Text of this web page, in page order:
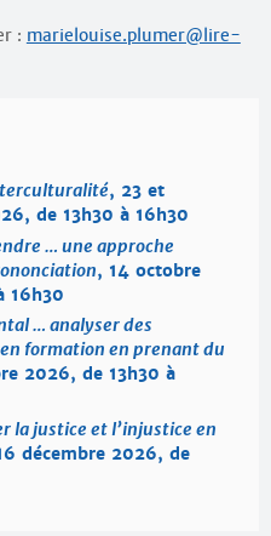
: marielouise.plumer@lire-
, 23 et
de 13h30 à 16h30
… une approche
, 14 octobre
16h30
… analyser des
formation en prenant du
2026, de 13h30 à
la justice et l’injustice en
décembre 2026, de